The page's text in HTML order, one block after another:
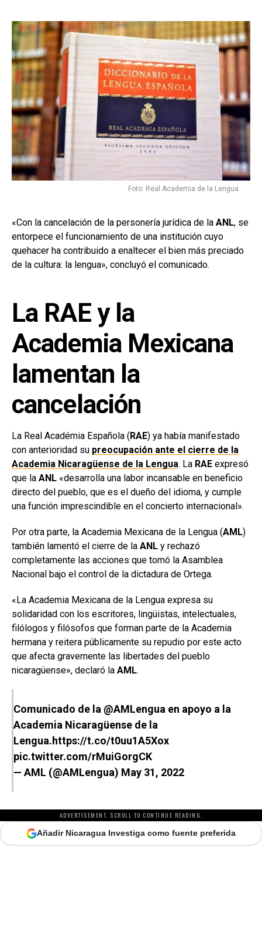
Foto: Real Academia de la Lengua
«Con la cancelación de la personería jurídica de la ANL, se
entorpece el funcionamiento de una institución cuyo
quehacer ha contribuido a enaltecer el bien más preciado
de la cultura: la lengua», concluyó el comunicado.
La RAE y la
Academia Mexicana
lamentan la
cancelación
La Real Académia Española (RAE) ya había manifestado
con anterioridad su preocupación ante el cierre de la
Academia Nicaragüense de la Lengua. La RAE expresó
que la ANL «desarrolla una labor incansable en beneficio
directo del pueblo, que es el dueño del idioma, y cumple
una función imprescindible en el concierto internacional».
Por otra parte, la Academia Mexicana de la Lengua (AML)
también lamentó el cierre de la ANL y rechazó
completamente las acciones que tomó la Asamblea
Nacional bajo el control de la dictadura de Ortega.
«La Academia Mexicana de la Lengua expresa su
solidaridad con los escritores, lingüistas, intelectuales,
filólogos y filósofos que forman parte de la Academia
hermana y reitera públicamente su repudio por este acto
que afecta gravemente las libertades del pueblo
nicaragüense», declaró la AML.
Comunicado de la @AMLengua en apoyo a la
Academia Nicaragüense de la
Lengua.https://t.co/t0uu1A5Xox
pic.twitter.com/rMuiGorgCK
— AML (@AMLengua) May 31, 2022
ADVERTISEMENT. SCROLL TO CONTINUE READING.
Añadir Nicaragua Investiga como fuente preferida